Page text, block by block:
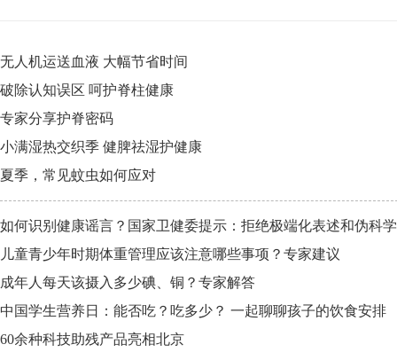
无人机运送血液 大幅节省时间
破除认知误区 呵护脊柱健康
专家分享护脊密码
小满湿热交织季 健脾祛湿护健康
夏季，常见蚊虫如何应对
如何识别健康谣言？国家卫健委提示：拒绝极端化表述和伪科
儿童青少年时期体重管理应该注意哪些事项？专家建议
成年人每天该摄入多少碘、铜？专家解答
中国学生营养日：能否吃？吃多少？ 一起聊聊孩子的饮食安排
60余种科技助残产品亮相北京